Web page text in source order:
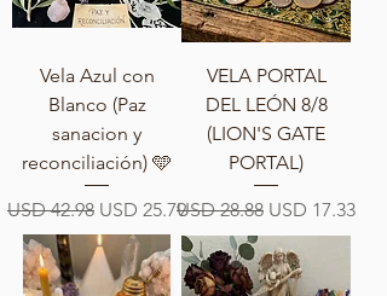
Vela Azul con
Blanco (Paz
sanacion y
reconciliación) 🩵
Precio
USD 42.98 Precio de oferta
USD 25.79
VELA PORTAL
DEL LEÓN 8/8
(LION'S GATE
PORTAL)
Precio
USD 28.88 Precio de
USD 17.33